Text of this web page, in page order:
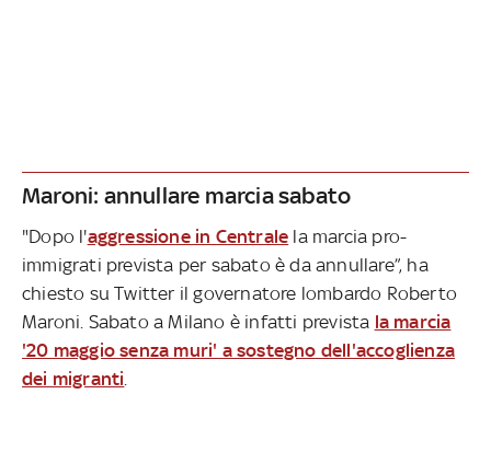
Maroni: annullare marcia sabato
"Dopo l'aggressione in Centrale la marcia pro-
immigrati prevista per sabato è da annullare”, ha
chiesto su Twitter il governatore lombardo Roberto
Maroni. Sabato a Milano è infatti prevista la marcia
'20 maggio senza muri' a sostegno dell'accoglienza
dei migranti